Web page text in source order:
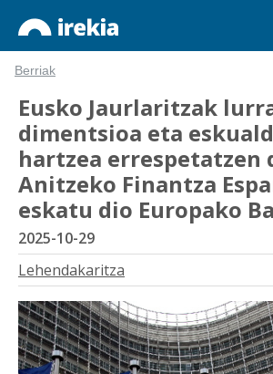
Berriak
Eusko Jaurlaritzak
dimentsioa eta
hartzea errespetatzen
Anitzeko Finantza
eskatu dio Europako
2025-10-29
Lehendakaritza